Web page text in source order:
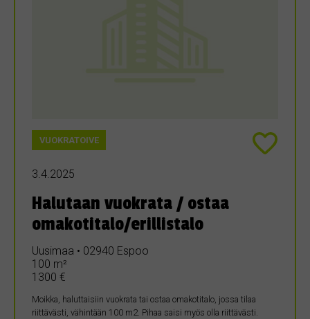
VUOKRATOIVE
3.4.2025
Halutaan vuokrata / ostaa
omakotitalo/erillistalo
Uusimaa • 02940 Espoo
100 m²
1300 €
Moikka, haluttaisiin vuokrata tai ostaa omakotitalo, jossa tilaa
riittävästi, vähintään 100 m2. Pihaa saisi myös olla riittävästi.